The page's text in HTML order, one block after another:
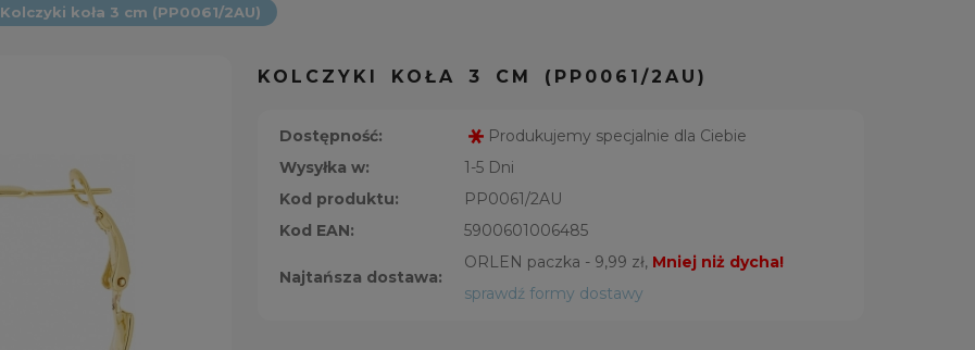
Kolczyki koła 3 cm (PP0061/2AU)
KOLCZYKI KOŁA 3 CM (PP0061/2AU)
Dostępność:
Produkujemy specjalnie dla Ciebie
Wysyłka w:
1-5 Dni
Kod produktu:
PP0061/2AU
Kod EAN:
5900601006485
Najtańsza dostawa:
ORLEN paczka - 9,99 zł, Mniej niż dycha!
sprawdź formy dostawy